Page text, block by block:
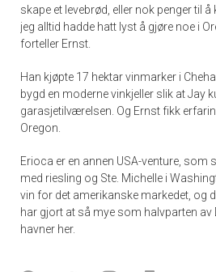
skape et levebrød, eller nok penger til
jeg alltid hadde hatt lyst å gjøre noe i
forteller Ernst.
Han kjøpte 17 hektar vinmarker i
bygd en moderne vinkjeller slik at Jay
garasjetilværelsen. Og Ernst fikk
Oregon.
Erioca er en annen USA-venture, som
med riesling og Ste. Michelle i
vin for det amerikanske markedet, og
har gjort at så mye som halvparten
havner her.